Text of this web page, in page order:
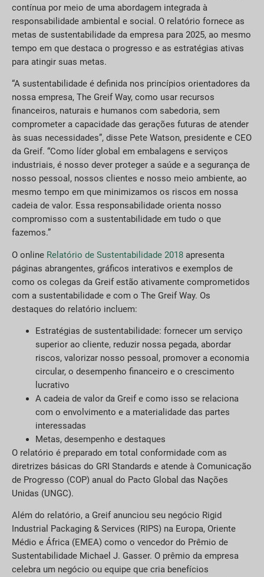
contínua por meio de uma abordagem integrada à
responsabilidade ambiental e social. O relatório fornece as
metas de sustentabilidade da empresa para 2025, ao mesmo
tempo em que destaca o progresso e as estratégias ativas
para atingir suas metas.
“A sustentabilidade é definida nos princípios orientadores da
nossa empresa, The Greif Way, como usar recursos
financeiros, naturais e humanos com sabedoria, sem
comprometer a capacidade das gerações futuras de atender
às suas necessidades”, disse Pete Watson, presidente e CEO
da Greif. “Como líder global em embalagens e serviços
industriais, é nosso dever proteger a saúde e a segurança de
nosso pessoal, nossos clientes e nosso meio ambiente, ao
mesmo tempo em que minimizamos os riscos em nossa
cadeia de valor. Essa responsabilidade orienta nosso
compromisso com a sustentabilidade em tudo o que
fazemos.”
O online Relatório de Sustentabilidade 2018 apresenta
páginas abrangentes, gráficos interativos e exemplos de
como os colegas da Greif estão ativamente comprometidos
com a sustentabilidade e com o The Greif Way. Os
destaques do relatório incluem:
Estratégias de sustentabilidade: fornecer um serviço
superior ao cliente, reduzir nossa pegada, abordar
riscos, valorizar nosso pessoal, promover a economia
circular, o desempenho financeiro e o crescimento
lucrativo
A cadeia de valor da Greif e como isso se relaciona
com o envolvimento e a materialidade das partes
interessadas
Metas, desempenho e destaques
O relatório é preparado em total conformidade com as
diretrizes básicas do GRI Standards e atende à Comunicação
de Progresso (COP) anual do Pacto Global das Nações
Unidas (UNGC).
Além do relatório, a Greif anunciou seu negócio Rigid
Industrial Packaging & Services (RIPS) na Europa, Oriente
Médio e África (EMEA) como o vencedor do Prêmio de
Sustentabilidade Michael J. Gasser. O prêmio da empresa
celebra um negócio ou equipe que cria benefícios